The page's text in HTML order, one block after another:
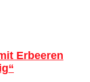
Erbeeren